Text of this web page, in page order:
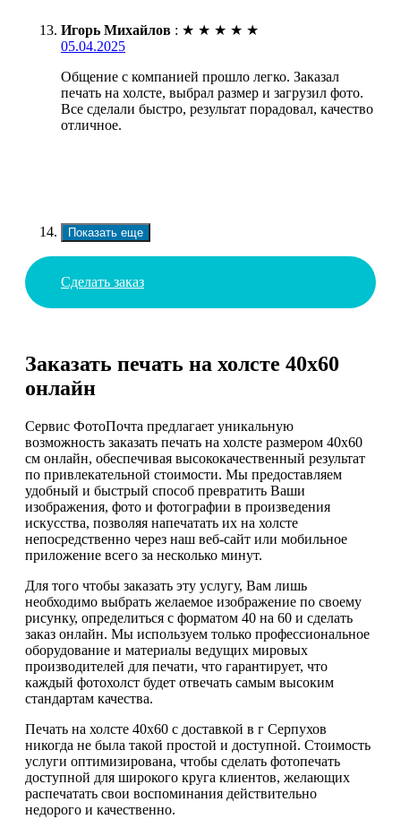
Игорь Михайлов : ★ ★ ★ ★ ★
05.04.2025
Общение с компанией прошло легко. Заказал
печать на холсте, выбрал размер и загрузил фото.
Все сделали быстро, результат порадовал, качество
отличное.
Показать еще
Сделать заказ
Заказать печать на холсте 40х60
онлайн
Сервис ФотоПочта предлагает уникальную
возможность заказать печать на холсте размером 40х60
см онлайн, обеспечивая высококачественный результат
по привлекательной стоимости. Мы предоставляем
удобный и быстрый способ превратить Ваши
изображения, фото и фотографии в произведения
искусства, позволяя напечатать их на холсте
непосредственно через наш веб-сайт или мобильное
приложение всего за несколько минут.
Для того чтобы заказать эту услугу, Вам лишь
необходимо выбрать желаемое изображение по своему
рисунку, определиться с форматом 40 на 60 и сделать
заказ онлайн. Мы используем только профессиональное
оборудование и материалы ведущих мировых
производителей для печати, что гарантирует, что
каждый фотохолст будет отвечать самым высоким
стандартам качества.
Печать на холсте 40х60 с доставкой в г Серпухов
никогда не была такой простой и доступной. Стоимость
услуги оптимизирована, чтобы сделать фотопечать
доступной для широкого круга клиентов, желающих
распечатать свои воспоминания действительно
недорого и качественно.